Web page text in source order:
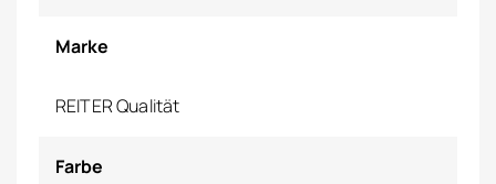
Marke
REITER Qualität
Farbe